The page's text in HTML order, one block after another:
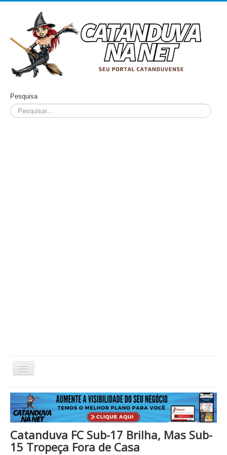
Pesquisa
Alternar
Home Cidade Cultura Economia Educação
Esportes Eventos Filmes em Cartaz Região
Política Saúde Tecnologia Cinema / Série / TV
Nacional / Mundo Vida / Estilo Artigo / Coluna
Catanduva FC Sub-17 Brilha, Mas Sub-
15 Tropeça Fora de Casa